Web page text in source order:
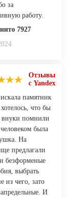
за
работу.
7927
Отзывы
с Yandex
памятник
что бы
внуки помнили
была
На
предлагали
безформеные
выбрать
из чего, зато
И